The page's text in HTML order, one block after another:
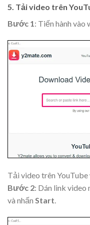
5. Tải video trên
Bước 1: Tiến hành
Tải video trên
Bước 2: Dán link video
và nhấn Start.